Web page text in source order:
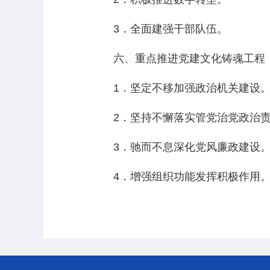
3．全面建强干部队伍。
六、重点推进党建文化铸魂工程
1．坚定不移加强政治机关建设。
2．坚持不懈落实管党治党政治责
3．驰而不息深化党风廉政建设。
4．增强组织功能发挥积极作用。